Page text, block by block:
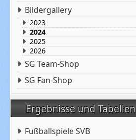
Bildergallery
2023
2024
2025
2026
SG Team-Shop
SG Fan-Shop
Ergebnisse und Tabellen
Fußballspiele SVB